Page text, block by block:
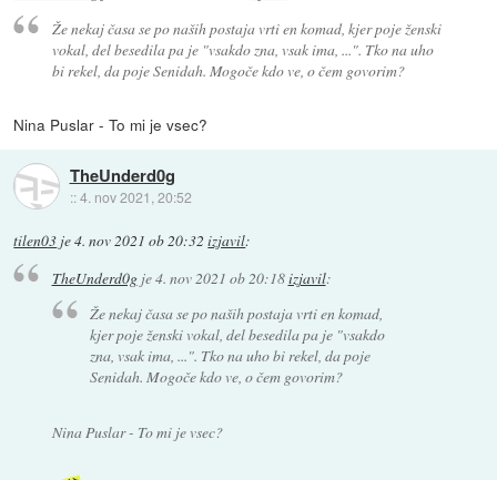
Že nekaj časa se po naših postaja vrti en komad, kjer poje ženski
vokal, del besedila pa je "vsakdo zna, vsak ima, ...". Tko na uho
bi rekel, da poje Senidah. Mogoče kdo ve, o čem govorim?
Nina Puslar - To mi je vsec?
TheUnderd0g
::4. nov 2021, 20:52
tilen03 je4. nov 2021 ob 20:32 izjavil:
TheUnderd0gje4. nov 2021 ob 20:18izjavil:
Že nekaj časa se po naših postaja vrti en komad,
kjer poje ženski vokal, del besedila pa je "vsakdo
zna, vsak ima, ...". Tko na uho bi rekel, da poje
Senidah. Mogoče kdo ve, o čem govorim?
Nina Puslar - To mi je vsec?